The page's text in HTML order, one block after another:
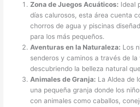
Zona de Juegos Acuáticos: Ideal
días calurosos, esta área cuenta
chorros de agua y piscinas
para los más pequeños.
Aventuras en la Naturaleza: Los
senderos y caminos a través de
descubriendo la belleza natural
Animales de Granja: La Aldea de
una pequeña granja donde los
con animales como caballos,